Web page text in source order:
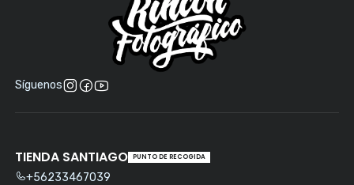
Síguenos
TIENDA SANTIAGO PUNTO DE RECOGIDA
+56233467039